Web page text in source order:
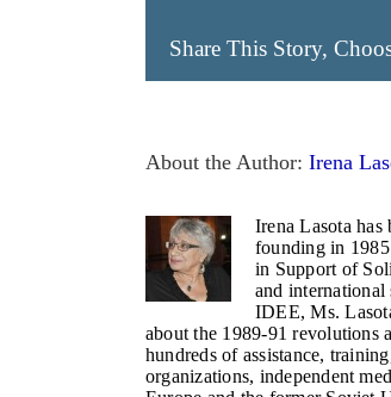
Share This Story,
About the Author: Irena
Irena Lasota
founding in
in Support of
and
IDEE, Ms.
about the 1989-91 revolutions
hundreds of assistance,
organizations, independent